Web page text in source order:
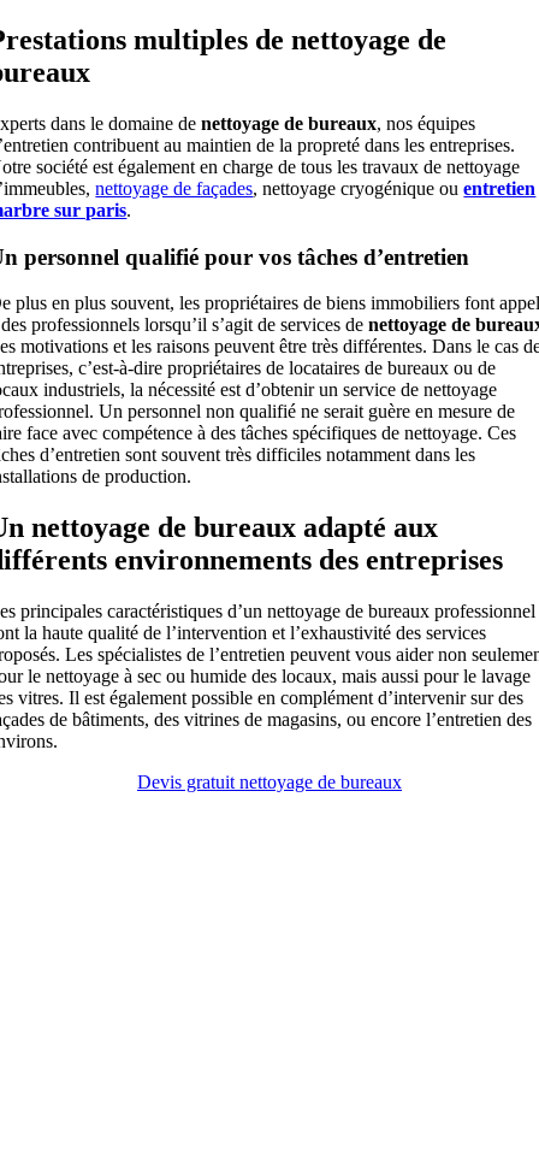
multiples de nettoyage de
dans le domaine denettoyage de bureaux, nos équipes
contribuent au maintien de la propreté dans les entreprises.
société est également en charge de tous les travaux de nettoyage
nettoyage de façades, nettoyage cryogénique ouentretien
sur paris.
personnel qualifié pour vos tâches d’entretien
plus en plus souvent, les propriétaires de biens immobiliers font
professionnels lorsqu’il s’agit de services denettoyage de
motivations et les raisons peuvent être très différentes. Dans le cas
c’est-à-dire propriétaires de locataires de bureaux ou de
industriels, la nécessité est d’obtenir un service de nettoyage
Un personnel non qualifié ne serait guère en mesure de
face avec compétence à des tâches spécifiques de nettoyage. Ces
d’entretien sont souvent très difficiles notamment dans les
de production.
nettoyage de bureaux adapté aux
environnements des entreprises
principales caractéristiques d’un nettoyage de bureaux professionnel
la haute qualité de l’intervention et l’exhaustivité des services
Les spécialistes de l’entretien peuvent vous aider non
le nettoyage à sec ou humide des locaux, mais aussi pour le lavage
vitres. Il est également possible en complément d’intervenir sur des
de bâtiments, des vitrines de magasins, ou encore l’entretien des
Devis gratuit nettoyage de bureaux